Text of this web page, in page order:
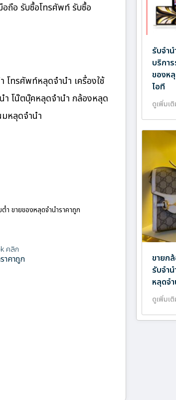
อถือ รับซื้อโทรศัพท์ รับซื้อ
โทรศัพท์หลุดจำนำ เครื่องใช้
ำ โน๊ตบุ๊คหลุดจำนำ กล้องหลุด
มหลุดจำนำ
ำ ขายของหลุดจำนำราคาถูก
คลิก
าคาถูก
รับจำ
บริกา
ของห
ไอที
ดูเพิ่มเ
ขายก
รับจำ
หลุดจ
ดูเพิ่มเ